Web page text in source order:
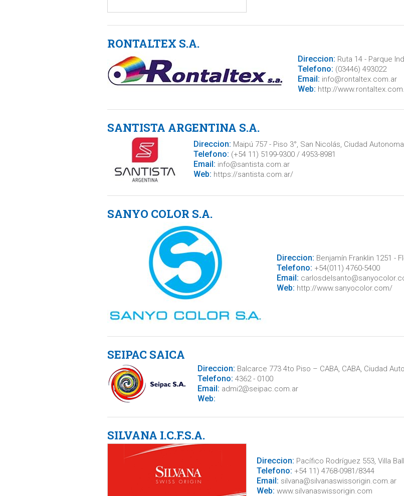
RONTALTEX S.A.
Direccion: Ruta 14 - Parque
Telefono: (03446) 493022
Email: info@rontaltex.com.ar
Web: http://
SANTISTA ARGENTINA S.A.
Direccion: Maipú 757 - Piso 3°, San Nicolás, Ciudad
Telefono: (+54 11) 5199-9300 / 4953-8981
Email: info@santista.com.ar
Web: https://santista.com.ar/
SANYO COLOR S.A.
Direccion: Benjamín Franklin 1251 -
Telefono: +54(011) 4760-5400
Email:
Web: http://www.sanyocolor.com/
SEIPAC SAICA
Direccion: Balcarce 773 4to Piso – CABA, CABA, Ciudad
Telefono: 4362 - 0100
Email: admi2@seipac.com.ar
Web:
SILVANA I.C.F.S.A.
Direccion: Pacífico Rodríguez 553, Villa
Telefono: +54 11) 4768-0981/8344
Email: silvana@silvanaswissorigin.com.ar
Web: www.silvanaswissorigin.com